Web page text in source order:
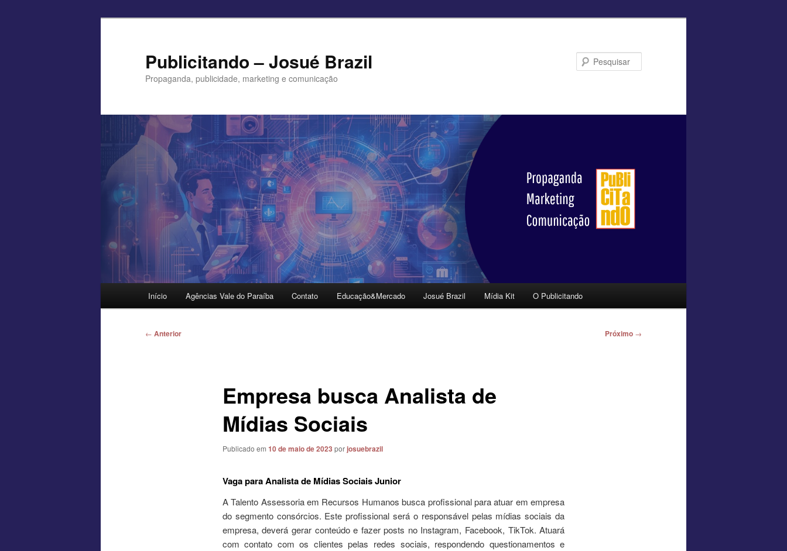
Publicitando – Josué Brazil
Propaganda, publicidade, marketing e comunicação
Início Agências Vale do Paraíba Contato Educação&Mercado Josué Brazil Mídia Kit O Publicitando
Navegação
← Anterior Próximo →
Empresa busca Analista de
Mídias Sociais
Publicado em 10 de maio de 2023 porjosuebrazil
Vaga para Analista de Mídias Sociais Junior
A Talento Assessoria em Recursos Humanos busca profissional para atuar em empresa
do segmento consórcios. Este profissional será o responsável pelas mídias sociais da
empresa, deverá gerar conteúdo e fazer posts no Instagram, Facebook, TikTok. Atuará
com contato com os clientes pelas redes sociais, respondendo questionamentos e